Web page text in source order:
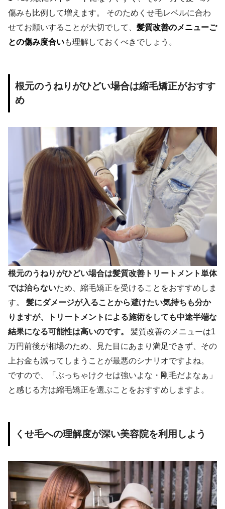
傷みも比例して増えます。 そのためくせ毛レベルに合わ
せてお願いすることが大切でして、 髪質改善のメニューご
との傷み度合いも理解しておくべきでしょう。
根元のうねりがひどい場合は縮毛矯正がおすす
め
根元のうねりがひどい場合は髪質改善トリートメント単体
では治らないため、縮毛矯正を受けることをおすすめしま
す。 髪にダメージが入ることから避けたい気持ちも分か
りますが、トリートメントによる施術をしても中途半端な
結果になる可能性は高いのです。
髪質改善のメニューは1
万円前後が相場のため、見た目にあまり満足できず、その
上お金も減ってしまうことが最悪のシナリオですよね。
ですので、「ぶっちゃけクセは強いよな・剛毛だよなぁ」
と感じる方は縮毛矯正を選ぶことをおすすめしますよ。
くせ毛への理解度が深い美容院を利用しよう